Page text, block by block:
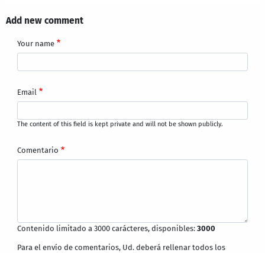
Add new comment
Your name
Email
The content of this field is kept private and will not be shown publicly.
Comentario
Contenido limitado a 3000 carácteres, disponibles:3000
Para el envío de comentarios, Ud. deberá rellenar todos los